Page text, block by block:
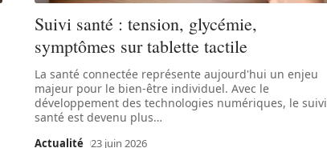
Suivi santé : tension, glycémie,
symptômes sur tablette tactile
La santé connectée représente aujourd'hui un enjeu
majeur pour le bien-être individuel. Avec le
développement des technologies numériques, le suivi
santé est devenu plus…
Actualité 23 juin 2026